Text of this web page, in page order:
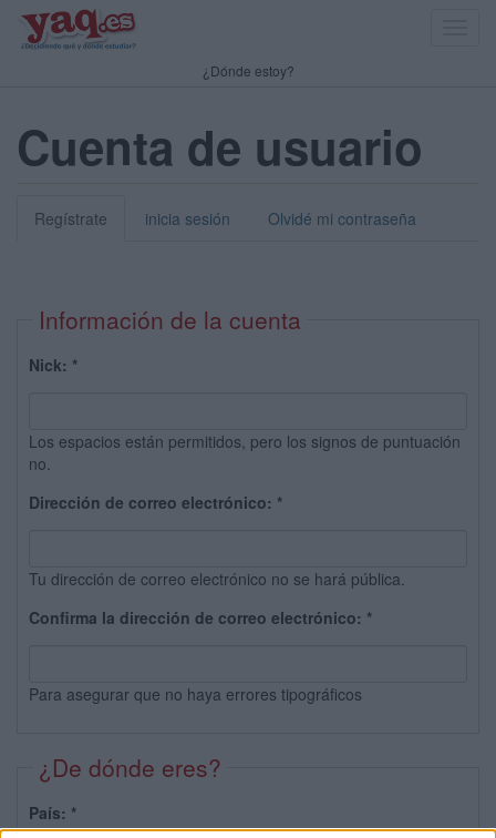
¿Dónde estoy?
Cuenta de usuario
Regístrate inicia sesión Olvidé mi contraseña
Información de la cuenta
Nick: *
Los espacios están permitidos, pero los signos de puntuación
no.
Dirección de correo electrónico: *
Tu dirección de correo electrónico no se hará pública.
Confirma la dirección de correo electrónico: *
Para asegurar que no haya errores tipográficos
¿De dónde eres?
País: *